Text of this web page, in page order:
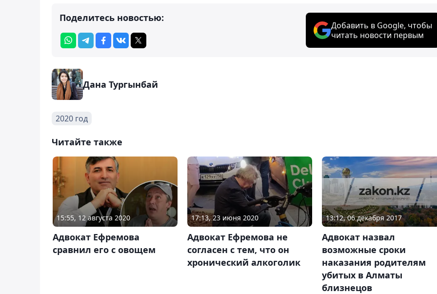
Поделитесь новостью:
Добавить в Google, чтобы
читать новости первым
Дана Тургынбай
2020 год
Читайте также
15:55, 12 августа 2020
Адвокат Ефремова
сравнил его с овощем
17:13, 23 июня 2020
Адвокат Ефремова не
согласен с тем, что он
хронический алкоголик
13:12, 06 декабря 2017
Адвокат назвал
возможные сроки
наказания родителям
убитых в Алматы
близнецов